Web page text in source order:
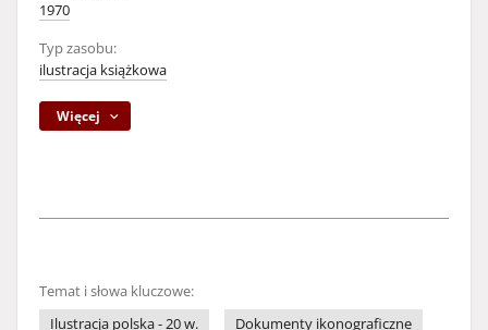
1970
Typ zasobu:
ilustracja książkowa
Więcej
Temat i słowa kluczowe:
Ilustracja polska - 20 w.
Dokumenty ikonograficzne